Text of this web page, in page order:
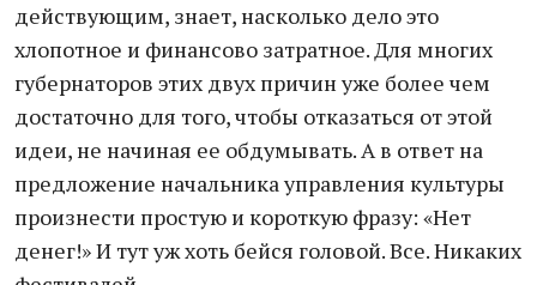
действующим, знает, насколько дело это
хлопотное и финансово затратное. Для многих
губернаторов этих двух причин уже более чем
достаточно для того, чтобы отказаться от этой
идеи, не начиная ее обдумывать. А в ответ на
предложение начальника управления культуры
произнести простую и короткую фразу: «Нет
денег!» И тут уж хоть бейся головой. Все. Никаких